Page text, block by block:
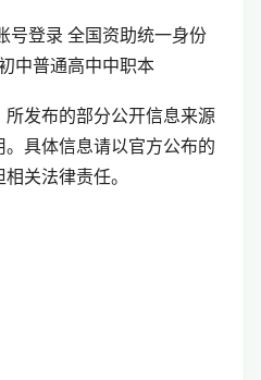
号登录 全国资助统一身份
中普通高中中职本
发布的部分公开信息来源
具体信息请以官方公布的
关法律责任。